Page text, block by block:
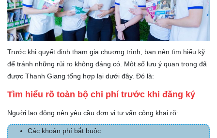
Trước khi quyết định tham gia chương trình, bạn nên tìm hiểu kỹ
để tránh những rủi ro không đáng có. Một số lưu ý quan trọng đã
được Thanh Giang tổng hợp lại dưới đây. Đó là:
Tìm hiểu rõ toàn bộ chi phí trước khi đăng ký
Người lao động nên yêu cầu đơn vị tư vấn công khai rõ:
Các khoản phí bắt buộc